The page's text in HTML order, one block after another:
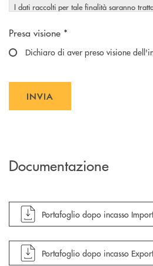
I dati raccolti per tale finalità saranno
visionare l’informativa completa sul
Scegliere un'opzione
Presa visione *
Dichiaro di aver preso visione
INVIA
Documentazione
apre documento in una nuova
Portafoglio dopo incasso
apre documento in una nuova
Portafoglio dopo incasso